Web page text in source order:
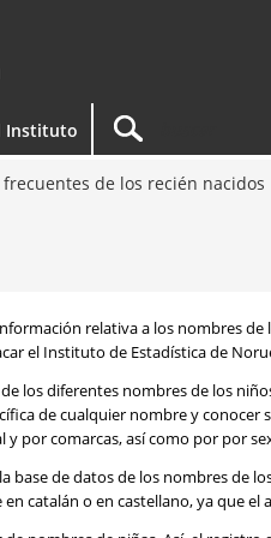
Instituto
de los recién nacidos
relativa a los nombres
el Instituto de Estadística de
los diferentes nombres de los
de cualquier nombre y
por comarcas, así como por por
base de datos de los nombres de
catalán o en castellano, ya que